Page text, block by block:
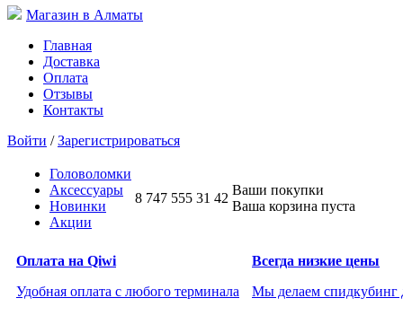
Магазин в Алматы
Главная
Доставка
Оплата
Отзывы
Контакты
Войти /Зарегистрироваться
Головоломки
Аксессуары
Новинки
Акции
8 747 555 31 42
Ваши покупки
Ваша корзина пуста
Оплата на Qiwi
Удобная оплата с любого терминала
Всегда низкие цены
Мы делаем спидкубинг